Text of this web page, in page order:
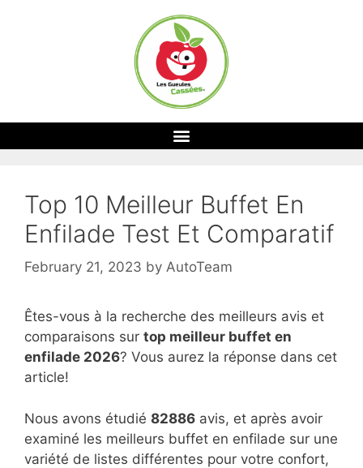
Top 10 Meilleur Buffet En
Enfilade Test Et Comparatif
February 21, 2023 by AutoTeam
Êtes-vous à la recherche des meilleurs avis et
comparaisons sur top meilleur buffet en
enfilade 2026? Vous aurez la réponse dans cet
article!
Nous avons étudié 82886 avis, et après avoir
examiné les meilleurs buffet en enfilade sur une
variété de listes différentes pour votre confort,